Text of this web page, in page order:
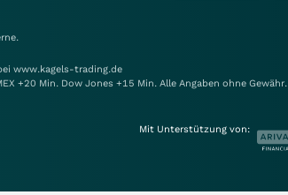
www.kagels-trading.de
+20 Min. Dow Jones +15 Min. Alle Angaben ohne Gewähr.
Mit Unterstützung von: